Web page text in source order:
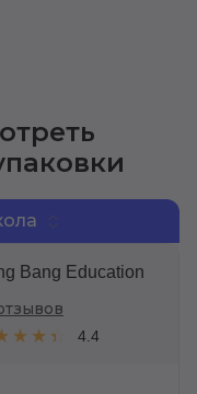
Bang Education
4.4